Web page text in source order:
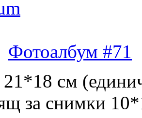
Фотоалбум #71
см
за снимки